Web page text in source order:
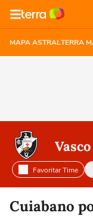
MAPA ASTRALTERRA
Vasco
Favoritar Time
Selecione o time
Cuiabano